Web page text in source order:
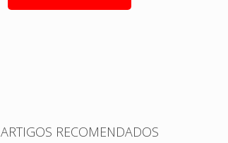
ARTIGOS RECOMENDADOS